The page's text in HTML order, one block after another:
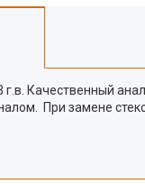
Качественный
При замене